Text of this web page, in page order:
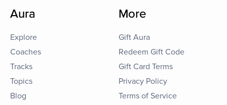
Aura
Explore
Coaches
Tracks
Topics
Blog
More
Gift Aura
Redeem Gift Code
Gift Card Terms
Privacy Policy
Terms of Service